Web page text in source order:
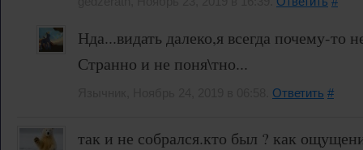
Нда...видать далеко,я всегда почему-то
Странно и не поня\тно...
Ответить #
так и не собрался.кто был ? как